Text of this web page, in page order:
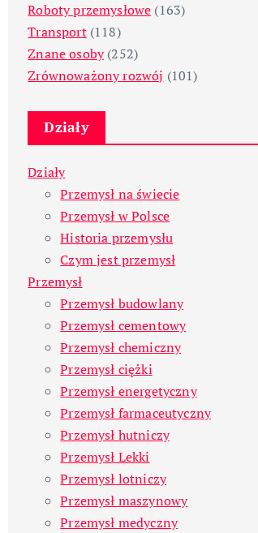
Roboty przemysłowe (163)
Transport(118)
Znane osoby(252)
Zrównoważony rozwój (101)
Działy
Działy
Przemysł na świecie
Przemysł w Polsce
Historia przemysłu
Czym jest przemysł
Przemysł
Przemysł budowlany
Przemysł cementowy
Przemysł chemiczny
Przemysł ciężki
Przemysł energetyczny
Przemysł farmaceutyczny
Przemysł hutniczy
Przemysł Lekki
Przemysł lotniczy
Przemysł maszynowy
Przemysł medyczny